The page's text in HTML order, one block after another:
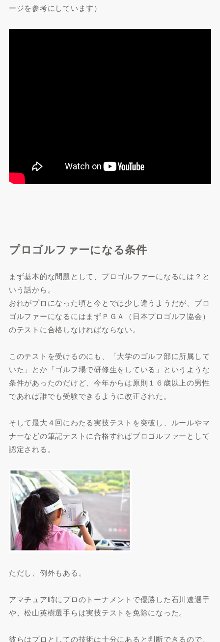
ージを参考にしています）
プロゴルファーになる条件
まず基本的な問題として、プロゴルファーになるには？と
いう話から。
おれがプロになった頃と今とでは少し違うようだが、プロ
ゴルファーになるにはまずＰＧＡ（日本プロゴルフ協会）
のテストに合格しなければならない。
このテストを受けるのにも、「大学のゴルフ部に所属して
いた」とか「ゴルフ場で研修生をしている」というような
条件があったのだけど、今年からは原則１６歳以上の男性
であれば誰でも受験できるように改正された。
そして最大４回にわたる実技テストを突破し、ルールやマ
ナーなどの筆記テストに合格すればプロゴルファーとして
認定される。
ただし、例外もある。
アマチュア時にプロのトーナメントで優勝した石川遼選手
や、松山英樹選手らは実技テストを免除になった。
彼らはプロとしての技術は十分にあると判断できるので、